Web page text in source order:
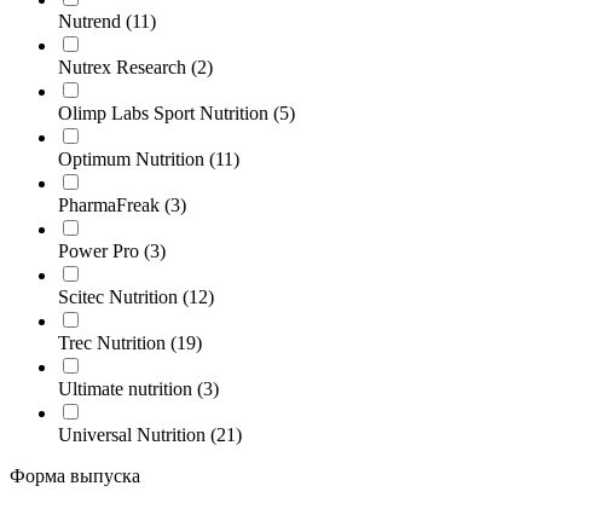
Nutrend (11)
Nutrex Research (2)
Olimp Labs Sport Nutrition (5)
Optimum Nutrition (11)
PharmaFreak (3)
Power Pro (3)
Scitec Nutrition (12)
Trec Nutrition (19)
Ultimate nutrition (3)
Universal Nutrition (21)
Форма выпуска